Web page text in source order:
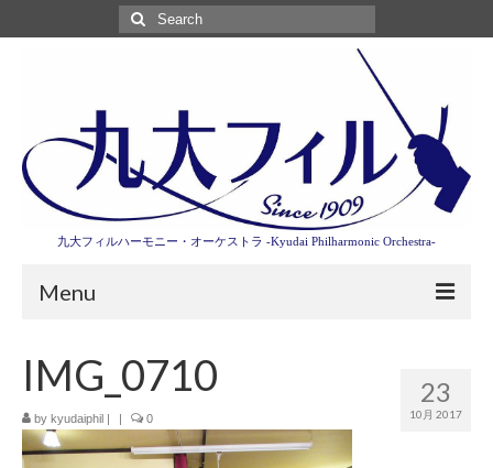
Search
for:
九大フィルハーモニー・オーケストラ -Kyudai Philharmonic Orchestra-
Menu
演奏会情報
卒業記念演奏会2027
23
10月 2017
IMG_0710
by kyudaiphil 0